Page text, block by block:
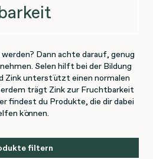
Dann achte darauf, genug
Selen hilft bei der Bildung
Zink unterstützt einen normalen
trägt Zink zur Fruchtbarkeit
findest du Produkte, die dir dabei
können.
filtern